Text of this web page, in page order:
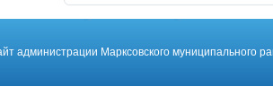
администрации Марксовского муниципального